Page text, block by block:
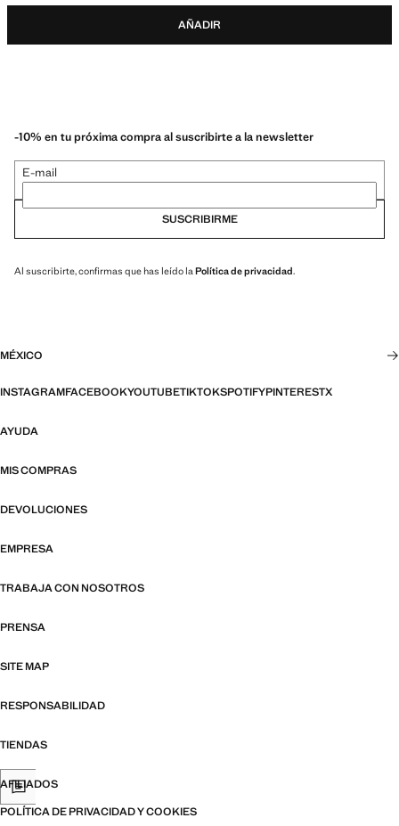
AÑADIR
-10% en tu próxima compra al suscribirte a la newsletter
E-mail
SUSCRIBIRME
Al suscribirte, confirmas que has leído laPolítica de privacidad.
MÉXICO
INSTAGRAMFACEBOOKYOUTUBETIKTOKSPOTIFYPINTERESTX
AYUDA
MIS COMPRAS
DEVOLUCIONES
EMPRESA
TRABAJA CON NOSOTROS
PRENSA
SITE MAP
RESPONSABILIDAD
TIENDAS
AFILIADOS
POLÍTICA DE PRIVACIDAD Y COOKIES